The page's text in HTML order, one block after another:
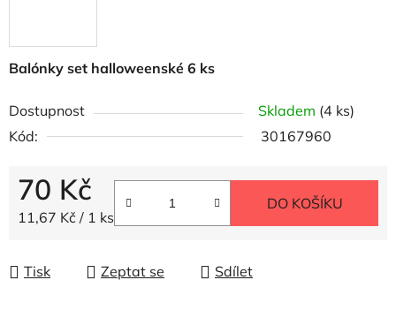
Balónky set halloweenské 6 ks
Dostupnost Skladem (4 ks)
Kód:
30167960
70 Kč
Měrná cena:
11,67 Kč / 1 ks
DO KOŠÍKU
Tisk Zeptat se Sdílet